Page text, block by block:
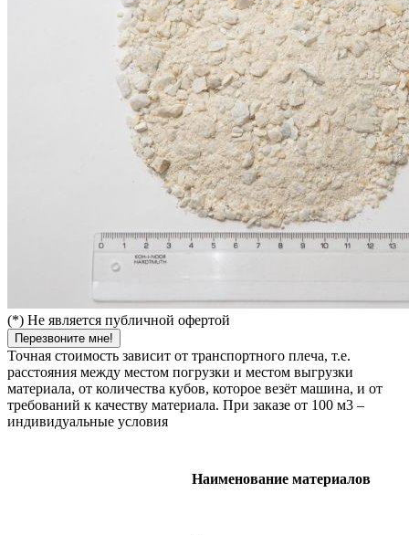
(*) Не является публичной офертой
Перезвоните мне!
Точная стоимость зависит от транспортного плеча, т.е.
расстояния между местом погрузки и местом выгрузки
материала, от количества кубов, которое везёт машина, и от
требований к качеству материала. При заказе от 100 м3 –
индивидуальные условия
Наименование материалов